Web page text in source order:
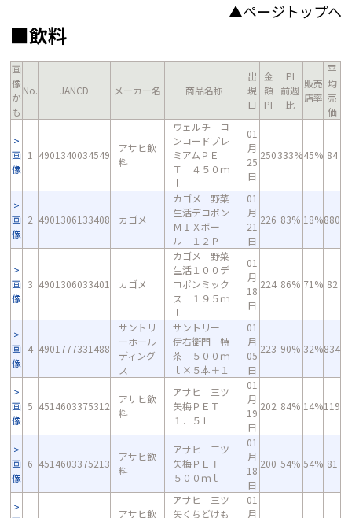
▲ページトップへ
■飲料
画
像
か
も
No. JANCD メーカー名 商品名称
出
現
日
金
額
PI
PI
前週
比
販売
店率
平
均
売
価
画
像
1 4901340034549
アサヒ飲
料
ウェルチ コ
ンコードプレ
ミアムＰＥ
Ｔ ４５０ｍ
ｌ
01
月
25
日
250333%45% 84
画
像
2 4901306133408 カゴメ
カゴメ 野菜
生活デコポン
ＭＩＸボー
ル １２Ｐ
01
月
21
日
226 83% 18%880
画
像
3 4901306033401 カゴメ
カゴメ 野菜
生活１００デ
コポンミック
ス １９５ｍ
ｌ
01
月
18
日
224 86% 71% 82
画
像
4 4901777331488
サントリ
ーホール
ディング
ス
サントリー
伊右衛門 特
茶 ５００ｍ
ｌ×５本＋１
01
月
05
日
223 90% 32%834
画
像
5 4514603375312
アサヒ飲
料
アサヒ 三ツ
矢梅ＰＥＴ
１．５Ｌ
01
月
19
日
202 84% 14%119
画
像
6 4514603375213
アサヒ飲
料
アサヒ 三ツ
矢梅ＰＥＴ
５００ｍｌ
01
月
18
日
200 54% 54% 81
アサヒ飲
アサヒ 三ツ
矢くちどけも
01
月